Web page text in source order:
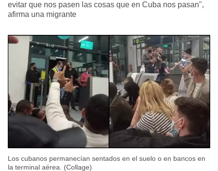
evitar que nos pasen las cosas que en Cuba nos pasan",
afirma una migrante
Los cubanos permanecían sentados en el suelo o en bancos en
la terminal aérea. (Collage)